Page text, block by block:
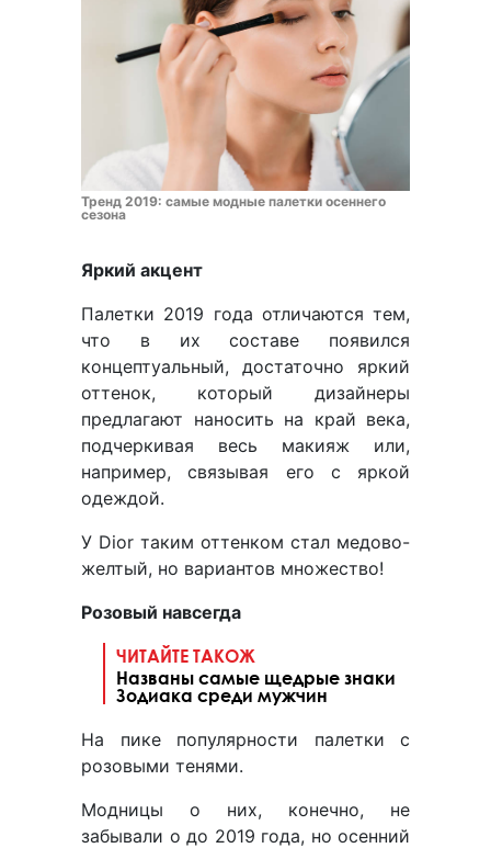
Тренд 2019: самые модные палетки осеннего
сезона
Яркий акцент
Палетки 2019 года отличаются тем,
что в их составе появился
концептуальный, достаточно яркий
оттенок, который дизайнеры
предлагают наносить на край века,
подчеркивая весь макияж или,
например, связывая его с яркой
одеждой.
У Dior таким оттенком стал медово-
желтый, но вариантов множество!
Розовый навсегда
ЧИТАЙТЕ ТАКОЖ
Названы самые щедрые знаки
Зодиака среди мужчин
На пике популярности палетки с
розовыми тенями.
Модницы о них, конечно, не
забывали о до 2019 года, но осенний